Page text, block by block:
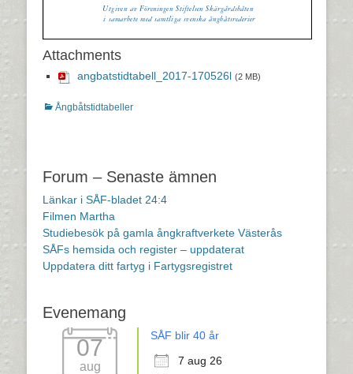
Attachments
angbatstidtabell_2017-170526l (2 MB)
Kategorier
Ångbåtstidtabeller
Forum – Senaste ämnen
Länkar i SÅF-bladet 24:4
Filmen Martha
Studiebesök på gamla ångkraftverkete Västerås
SÅFs hemsida och register – uppdaterat
Uppdatera ditt fartyg i Fartygsregistret
Evenemang
07
aug
SÅF blir 40 år
7 aug 26